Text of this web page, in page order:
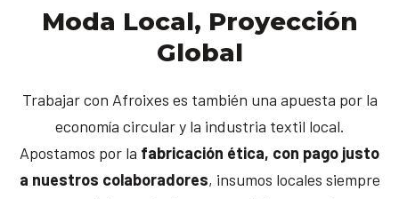
Moda Local, Proyección
Global
Trabajar con Afroixes es también una apuesta por la
economía circular y la industria textil local.
Apostamos por la fabricación ética, con pago justo
a nuestros colaboradores, insumos locales siempre